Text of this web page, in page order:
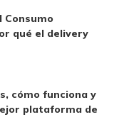
Consumo
qué el delivery
cómo funciona y
plataforma de